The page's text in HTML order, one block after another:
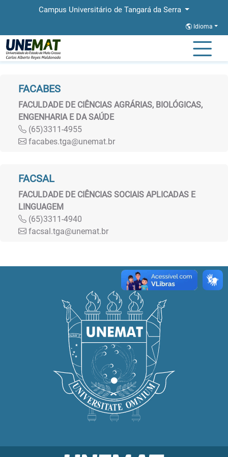
Campus Universitário de Tangará da Serra
Idioma
Página Inicial
FACABES
FACULDADE DE CIÊNCIAS AGRÁRIAS, BIOLÓGICAS,
ENGENHARIA E DA SAÚDE
(65)3311-4955
facabes.tga@unemat.br
FACSAL
FACULDADE DE CIÊNCIAS SOCIAIS APLICADAS E
LINGUAGEM
(65)3311-4940
facsal.tga@unemat.br